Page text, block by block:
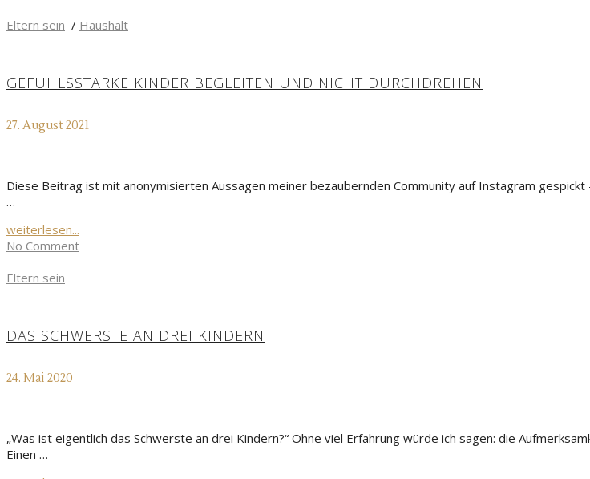
Eltern sein / Haushalt
GEFÜHLSSTARKE KINDER BEGLEITEN UND NICHT DURCHDREHEN
27. August 2021
Diese Beitrag ist mit anonymisierten Aussagen meiner bezaubernden Community auf Instagram
…
weiterlesen...
No Comment
Eltern sein
DAS SCHWERSTE AN DREI KINDERN
24. Mai 2020
„Was ist eigentlich das Schwerste an drei Kindern?“ Ohne viel Erfahrung würde ich sagen: die
Einen …